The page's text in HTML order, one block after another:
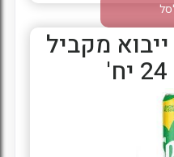
מקביל